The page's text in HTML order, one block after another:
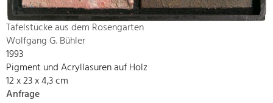
Tafelstücke aus dem Rosengarten
Wolfgang G. Bühler
1993
Pigment und Acryllasuren auf Holz
12 x 23 x 4,3 cm
Anfrage